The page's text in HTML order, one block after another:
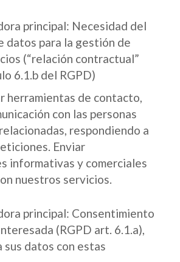
principal: Necesidad del
datos para la gestión de
(“relación contractual”
6.1.b del RGPD)
herramientas de contacto,
con las personas
respondiendo a
Enviar
informativas y comerciales
nuestros servicios.
principal: Consentimiento
(RGPD art. 6.1.a),
datos con estas